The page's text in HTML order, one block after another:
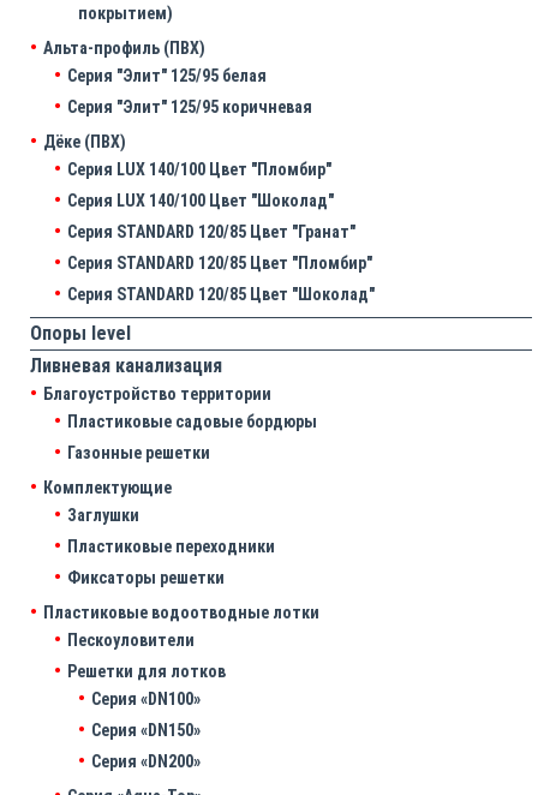
покрытием)
Альта-профиль (ПВХ)
Серия "Элит" 125/95 белая
Серия "Элит" 125/95 коричневая
Дёке (ПВХ)
Серия LUX 140/100 Цвет "Пломбир"
Серия LUX 140/100 Цвет "Шоколад"
Серия STANDARD 120/85 Цвет "Гранат"
Серия STANDARD 120/85 Цвет "Пломбир"
Серия STANDARD 120/85 Цвет "Шоколад"
Опоры level
Ливневая канализация
Благоустройство территории
Пластиковые садовые бордюры
Газонные решетки
Комплектующие
Заглушки
Пластиковые переходники
Фиксаторы решетки
Пластиковые водоотводные лотки
Пескоуловители
Решетки для лотков
Серия «DN100»
Серия «DN150»
Серия «DN200»